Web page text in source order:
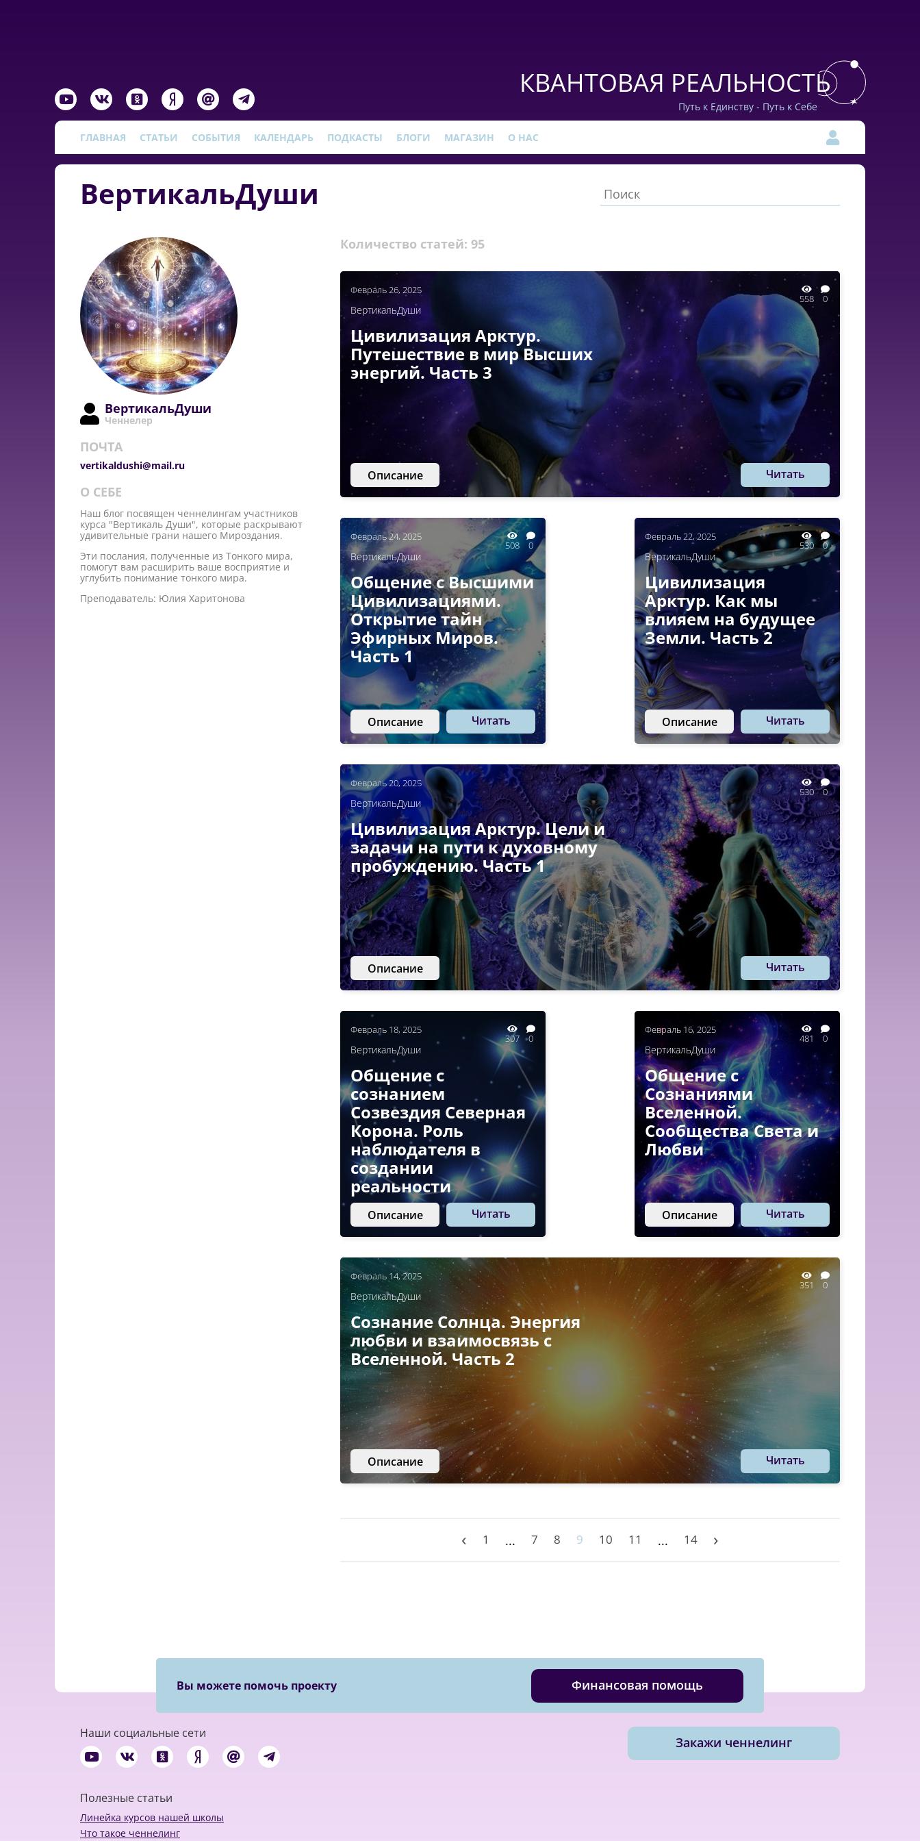
КВАНТОВАЯ РЕАЛЬНОСТЬ
Путь к Единству - Путь к Себе
ГЛАВНАЯ СТАТЬИ СОБЫТИЯ КАЛЕНДАРЬ ПОДКАСТЫ БЛОГИ МАГАЗИН О НАС
ВертикальДуши
ВертикальДуши
Ченнелер
ПОЧТА
vertikaldushi@mail.ru
О СЕБЕ
Наш блог посвящен ченнелингам участников
курса "Вертикаль Души", которые раскрывают
удивительные грани нашего Мироздания.
Эти послания, полученные из Тонкого мира,
помогут вам расширить ваше восприятие и
углубить понимание тонкого мира.
Преподаватель: Юлия Харитонова
Количество статей: 95
Февраль 26, 2025
558 0
ВертикальДуши
Цивилизация Арктур.
Путешествие в мир Высших
энергий. Часть 3
Описание Читать
Февраль 24, 2025
508 0
ВертикальДуши
Общение с Высшими
Цивилизациями.
Открытие тайн
Эфирных Миров.
Часть 1
Описание Читать
Февраль 22, 2025
530 0
ВертикальДуши
Цивилизация
Арктур. Как мы
влияем на будущее
Земли. Часть 2
Описание Читать
Февраль 20, 2025
530 0
ВертикальДуши
Цивилизация Арктур. Цели и
задачи на пути к духовному
пробуждению. Часть 1
Описание Читать
Февраль 18, 2025
307 0
ВертикальДуши
Общение с
сознанием
Созвездия Северная
Корона. Роль
наблюдателя в
создании
реальности
Описание Читать
Февраль 16, 2025
481 0
ВертикальДуши
Общение с
Сознаниями
Вселенной.
Сообщества Света и
Любви
Описание Читать
Февраль 14, 2025
351 0
ВертикальДуши
Сознание Солнца. Энергия
любви и взаимосвязь с
Вселенной. Часть 2
Описание Читать
‹ 1 ... 7 8 9 10 11 ... 14 ›
Вы можете помочь проекту Финансовая помощь
Наши социальные сети
Полезные статьи
Линейка курсов нашей школы
Что такое ченнелинг
Закажи ченнелинг